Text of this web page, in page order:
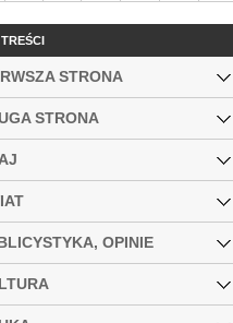
STRONA
STRONA
OPINIE